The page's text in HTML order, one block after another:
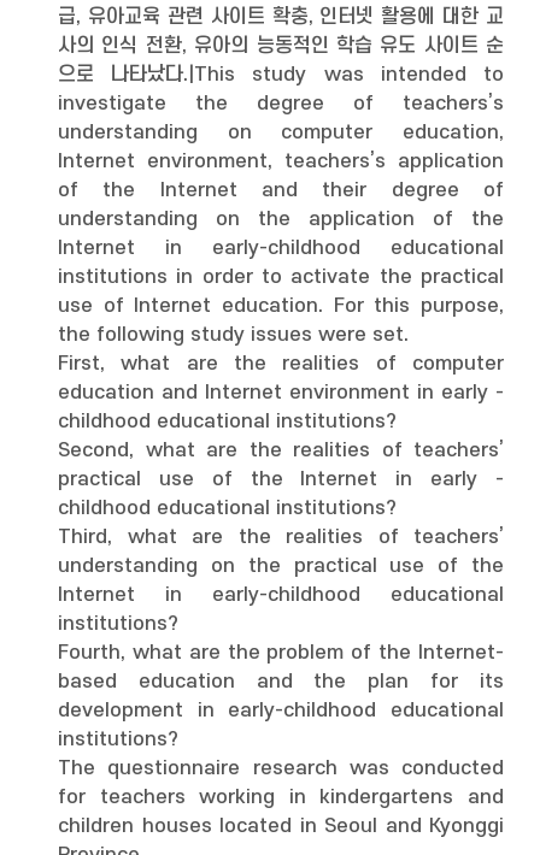
급, 유아교육 관련 사이트 확충, 인터넷 활용에 대한 교
사의 인식 전환, 유아의 능동적인 학습 유도 사이트 순
으로 나타났다.|This study was intended to
investigate the degree of teachers’s
understanding on computer education,
Internet environment, teachers’s application
of the Internet and their degree of
understanding on the application of the
Internet in early-childhood educational
institutions in order to activate the practical
use of Internet education. For this purpose,
the following study issues were set.
First, what are the realities of computer
education and Internet environment in early -
childhood educational institutions?
Second, what are the realities of teachers’
practical use of the Internet in early -
childhood educational institutions?
Third, what are the realities of teachers’
understanding on the practical use of the
Internet in early-childhood educational
institutions?
Fourth, what are the problem of the Internet-
based education and the plan for its
development in early-childhood educational
institutions?
The questionnaire research was conducted
for teachers working in kindergartens and
children houses located in Seoul and Kyonggi